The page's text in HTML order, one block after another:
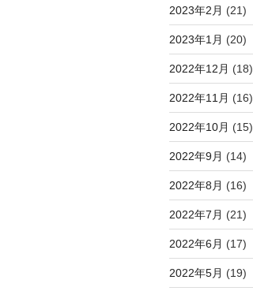
2023年2月 (21)
2023年1月 (20)
2022年12月 (18)
2022年11月 (16)
2022年10月 (15)
2022年9月 (14)
2022年8月 (16)
2022年7月 (21)
2022年6月 (17)
2022年5月 (19)